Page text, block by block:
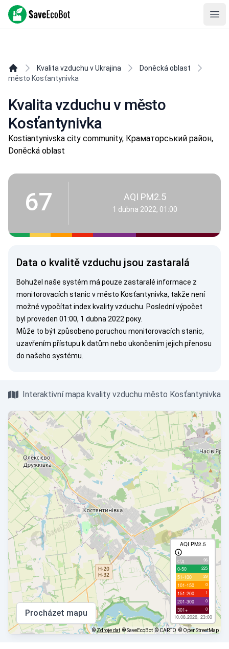
SaveEcoBot
Kvalita vzduchu v Ukrajina
Doněcká oblast
město Kosťantynivka
Kvalita vzduchu v město
Kosťantynivka
Kostiantynivska city community, Краматорський район,
Doněcká oblast
67 AQI PM2.5
1 dubna 2022, 01:00
Data o kvalitě vzduchu jsou zastaralá
Bohužel naše systém má pouze zastaralé informace z
monitorovacích stanic v město Kosťantynivka, takže není
možné vypočítat index kvality vzduchu. Poslední výpočet
byl proveden 01:00, 1 dubna 2022 року.
Může to být způsobeno poruchou monitorovacích stanic,
uzavřením přístupu k datům nebo ukončením jejich přenosu
do našeho systému.
Interaktivní mapa kvality vzduchu město Kosťantynivka
AQI PM2.5
с/д 96
0-50 225
51-100 29
101-150 0
151-200 1
201-300 0
301+ 0
10.08.2026, 23:00
Procházet mapu
©Zdroje dat © SaveEcoBot © CARTO © OpenStreetMap